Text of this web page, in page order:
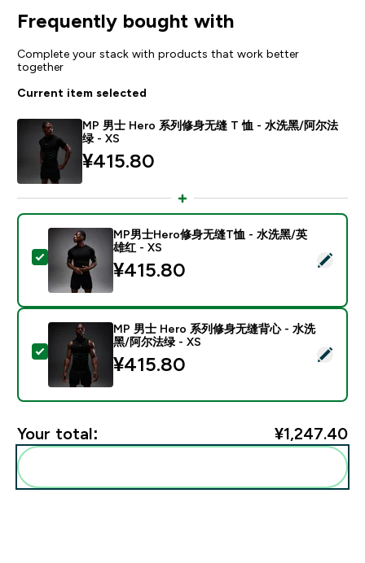
Frequently bought with
Complete your stack with products that work better
together
Current item selected
MP 男士 Hero 系列修身无缝 T 恤 - 水洗黑/阿尔法
绿 - XS
¥415.80‎
Select this product - MP男士Hero修身无缝T恤 - 水洗
MP男士Hero修身无缝T恤 - 水洗黑/英
雄红 - XS
¥415.80‎
Select this product - MP 男士 Hero 系列修身无缝背
MP 男士 Hero 系列修身无缝背心 - 水洗
黑/阿尔法绿 - XS
¥415.80‎
Your total: ¥1,247.40‎